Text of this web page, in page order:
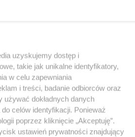
uzyskujemy dostęp i
takie jak unikalne identyfikatory,
w celu zapewniania
i treści, badanie odbiorców oraz
używać dokładnych danych
celów identyfikacji. Ponieważ
poprzez kliknięcie „Akceptuję”.
ustawień prywatności znajdujący